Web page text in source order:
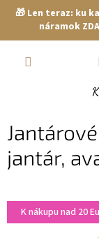
🎁 Len teraz: ku
náramok
jantár,
K nákupu nad 20